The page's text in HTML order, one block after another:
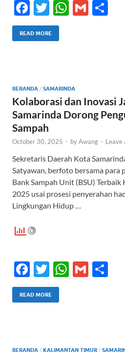
F
ac
e
o
k
T
w
itt
W
p
p
G
READ MORE
BERANDA / SAMARINDA
Kolaborasi dan Inovasi
Samarinda Dorong
Sampah
October 30, 2025 - byAwang - Leave
Sekretaris Daerah Kota
Satyawan, berfoto bersama para
Bank Sampah Unit (BSU) Terbaik
2025 usai prosesi penyerahan
Lingkungan Hidup …
F
ac
e
o
T
w
itt
W
p
G
READ MORE
BERANDA / KALIMANTAN TIMUR /